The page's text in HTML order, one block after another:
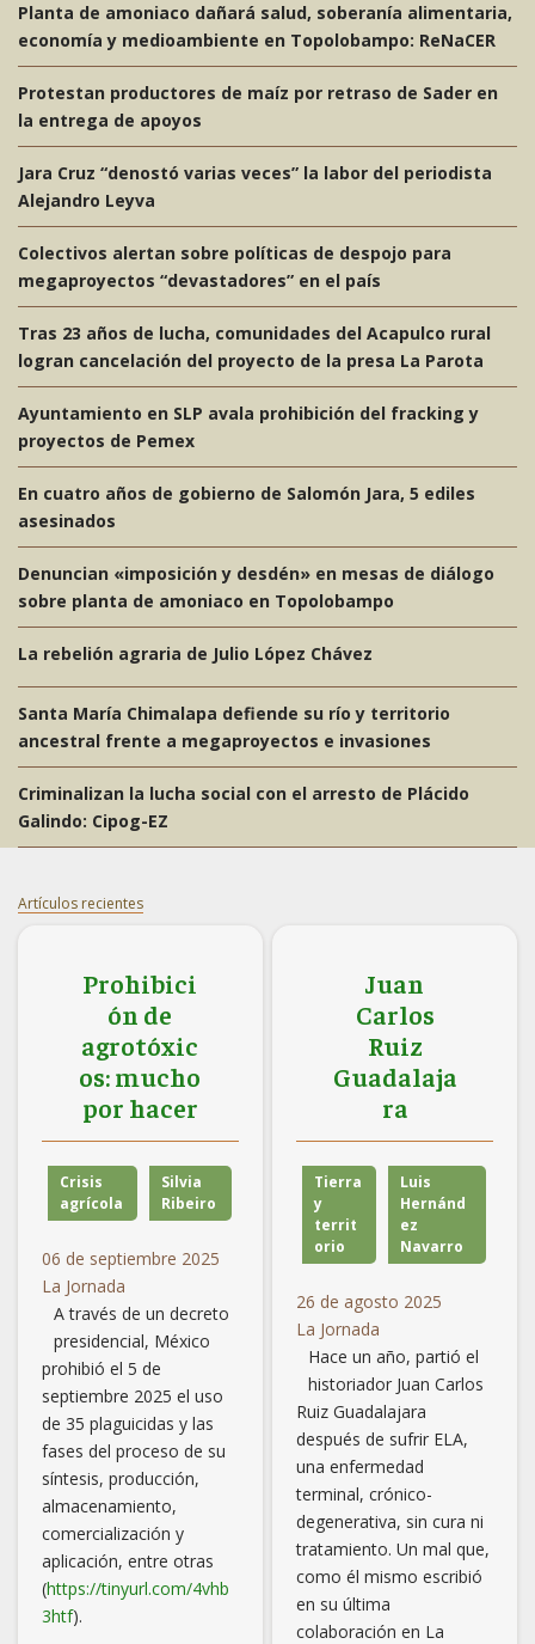
Planta de amoniaco dañará salud, soberanía alimentaria,
economía y medioambiente en Topolobampo: ReNaCER
Protestan productores de maíz por retraso de Sader en
la entrega de apoyos
Jara Cruz “denostó varias veces” la labor del periodista
Alejandro Leyva
Colectivos alertan sobre políticas de despojo para
megaproyectos “devastadores” en el país
Tras 23 años de lucha, comunidades del Acapulco rural
logran cancelación del proyecto de la presa La Parota
Ayuntamiento en SLP avala prohibición del fracking y
proyectos de Pemex
En cuatro años de gobierno de Salomón Jara, 5 ediles
asesinados
Denuncian «imposición y desdén» en mesas de diálogo
sobre planta de amoniaco en Topolobampo
La rebelión agraria de Julio López Chávez
Santa María Chimalapa defiende su río y territorio
ancestral frente a megaproyectos e invasiones
Criminalizan la lucha social con el arresto de Plácido
Galindo: Cipog-EZ
Artículos recientes
Prohibici
ón de
agrotóxic
os: mucho
por hacer
Crisis
agrícola
Silvia
Ribeiro
06 de septiembre 2025
La Jornada
A través de un decreto
presidencial, México
prohibió el 5 de
septiembre 2025 el uso
de 35 plaguicidas y las
fases del proceso de su
síntesis, producción,
almacenamiento,
comercialización y
aplicación, entre otras
(https://tinyurl.com/4vhb
3htf).
Juan
Carlos
Ruiz
Guadalaja
ra
Tierra
y
territ
orio
Luis
Hernánd
ez
Navarro
26 de agosto 2025
La Jornada
Hace un año, partió el
historiador Juan Carlos
Ruiz Guadalajara
después de sufrir ELA,
una enfermedad
terminal, crónico-
degenerativa, sin cura ni
tratamiento. Un mal que,
como él mismo escribió
en su última
colaboración en La